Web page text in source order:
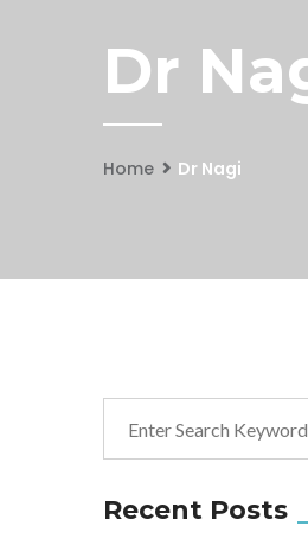
Dr
Home Dr Nagi
Recent Posts